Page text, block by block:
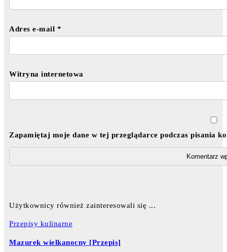
Adres e-mail *
Witryna internetowa
Zapamiętaj moje dane w tej przeglądarce podczas pisania
Użytkownicy również zainteresowali się ...
Przepisy kulinarne
Mazurek wielkanocny [Przepis]